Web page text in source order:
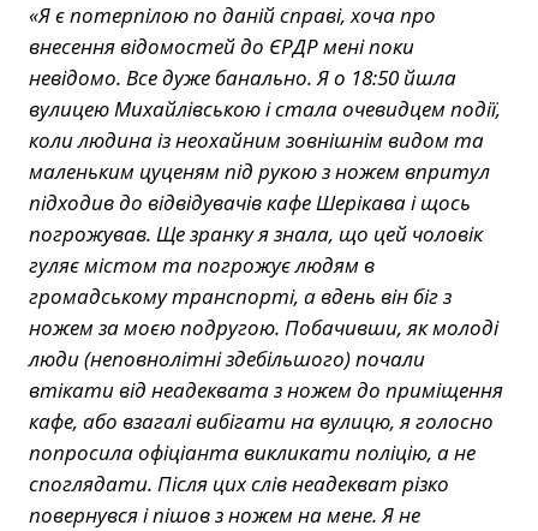
«Я є потерпілою по даній справі, хоча про
внесення відомостей до ЄРДР мені поки
невідомо. Все дуже банально. Я о 18:50 йшла
вулицею Михайлівською і стала очевидцем події,
коли людина із неохайним зовнішнім видом та
маленьким цуценям під рукою з ножем впритул
підходив до відвідувачів кафе Шерікава і щось
погрожував. Ще зранку я знала, що цей чоловік
гуляє містом та погрожує людям в
громадському транспорті, а вдень він біг з
ножем за моєю подругою. Побачивши, як молоді
люди (неповнолітні здебільшого) почали
втікати від неадеквата з ножем до приміщення
кафе, або взагалі вибігати на вулицю, я голосно
попросила офіціанта викликати поліцію, а не
споглядати. Після цих слів неадекват різко
повернувся і пішов з ножем на мене. Я не